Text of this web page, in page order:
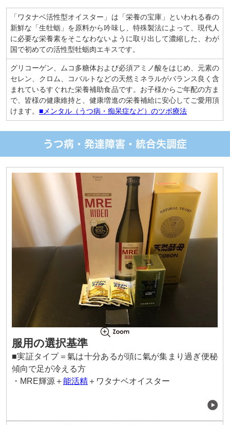
「ワタナベ活性型オイスター」は「栄養の宝庫」といわれる春の
新鮮な「生牡蛎」を原料から吟味し、特殊製法によって、現代人
に必要な栄養素をそこなわないように取り出して濃縮した、わが
国で初めての活性型牡蛎肉エキスです。
グリコーゲン、ムコ多糖体および必須アミノ酸をはじめ、元素の
セレン、クロム、コバルトなどの天然ミネラルがバランス良く含
まれているすぐれた栄養補助食品です。お子様からご年配の方ま
で、皆様の健康維持と、健康増進の栄養補給に安心してご愛用頂
けます。 ■メンタル（うつ病・痴呆症など）のツボ療法
うつ病・発達障害・統合失調症
服用の選択基準
■実証タイプ＝氣は十分あるが頭に氣が集まり過ぎ便秘
傾向で足が冷える方
・MRE輝源＋能活精 ＋ワタナベオイスター